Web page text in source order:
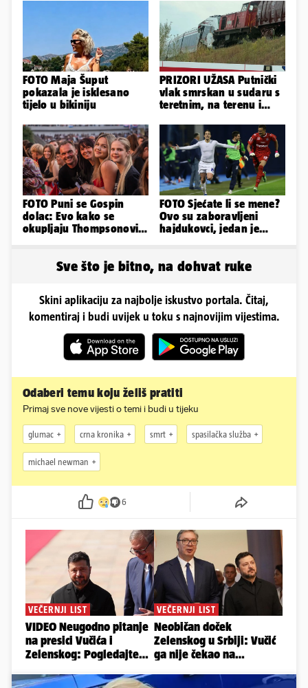
FOTO Maja Šuput
pokazala je isklesano
tijelo u bikiniju
PRIZORI UŽASA Putnički
vlak smrskan u sudaru s
teretnim, na terenu i
FOTO Puni se Gospin
dolac: Evo kako se
okupljaju Thompsonovi
FOTO Sjećate li se mene?
Ovo su zaboravljeni
hajdukovci, jedan je
Sve što je bitno, na dohvat ruke
Skini aplikaciju za najbolje iskustvo portala. Čitaj,
komentiraj i budi uvijek u toku s najnovijim vijestima.
Odaberi temu koju želiš pratiti
Primaj sve nove vijesti o temi i budi u tijeku
glumac crna kronika smrt spasilačka služba
michael newman
6